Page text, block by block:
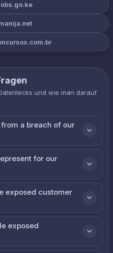
und wie man darauf
a breach of our
for our
exposed customer
exposed